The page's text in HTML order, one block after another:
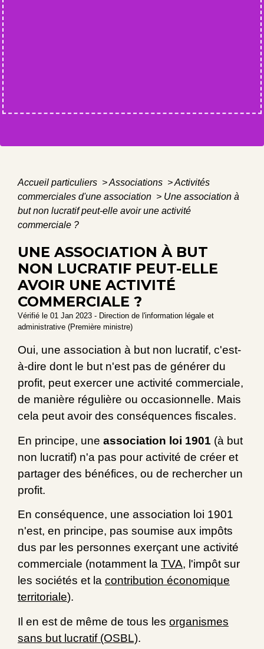
Accueil particuliers >Associations >Activités
commerciales d'une association > Une association à
but non lucratif peut-elle avoir une activité
commerciale ?
UNE ASSOCIATION À BUT
NON LUCRATIF PEUT-ELLE
AVOIR UNE ACTIVITÉ
COMMERCIALE ?
Vérifié le 01 Jan 2023 - Direction de l'information légale et
administrative (Première ministre)
Oui, une association à but non lucratif, c'est-
à-dire dont le but n'est pas de générer du
profit, peut exercer une activité commerciale,
de manière régulière ou occasionnelle. Mais
cela peut avoir des conséquences fiscales.
En principe, une association loi 1901 (à but
non lucratif) n'a pas pour activité de créer et
partager des bénéfices, ou de rechercher un
profit.
En conséquence, une association loi 1901
n'est, en principe, pas soumise aux impôts
dus par les personnes exerçant une activité
commerciale (notamment la TVA, l'impôt sur
les sociétés et la contribution économique
territoriale).
Il en est de même de tous les organismes
sans but lucratif (OSBL).